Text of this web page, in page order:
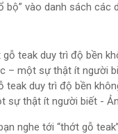
bộ” vào danh sách các
teak duy trì độ bền
sự thật ít người biết -
nghe tới “thớt gỗ